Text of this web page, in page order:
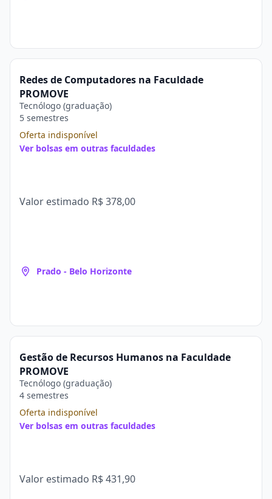
Redes de Computadores na Faculdade
PROMOVE
Tecnólogo (graduação)
5 semestres
Oferta indisponível
Ver bolsas em outras faculdades
Valor estimado R$ 378,00
Prado - Belo Horizonte
Gestão de Recursos Humanos na Faculdade
PROMOVE
Tecnólogo (graduação)
4 semestres
Oferta indisponível
Ver bolsas em outras faculdades
Valor estimado R$ 431,90